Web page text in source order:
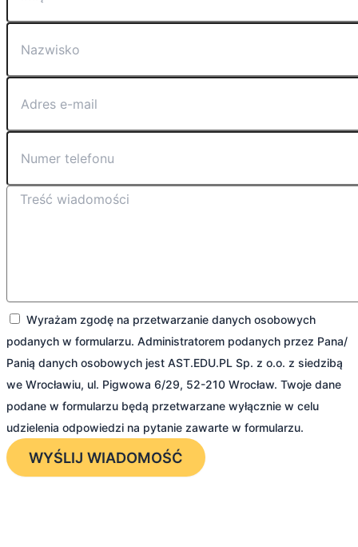
Wyrażam zgodę na przetwarzanie danych osobowych
podanych w formularzu. Administratorem podanych przez Pana/
Panią danych osobowych jest AST.EDU.PL Sp. z o.o. z siedzibą
we Wrocławiu, ul. Pigwowa 6/29, 52-210 Wrocław. Twoje dane
podane w formularzu będą przetwarzane wyłącznie w celu
udzielenia odpowiedzi na pytanie zawarte w formularzu.
WYŚLIJ WIADOMOŚĆ